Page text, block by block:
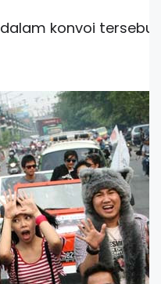
dalam konvoi